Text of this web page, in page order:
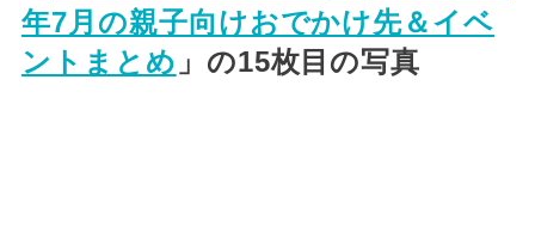
年7月の親子向けおでかけ先＆イベ
ントまとめ 」の15枚目の写真